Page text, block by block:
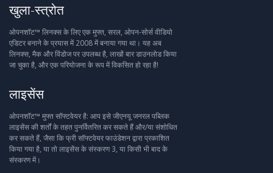
खुला-स्त्रोत
ओपनशॉट™ लिनक्स के लिए एक मुफ्त, सरल, ओपन-सोर्स वीडियो
एडिटर बनाने के प्रयास में 2008 में बनाया गया था। यह अब
लिनक्स, मैक और विंडोज पर उपलब्ध है, लाखों बार डाउनलोड किया
जा चुका है, और एक परियोजना के रूप में विकसित हो रहा है!
लाइसेंस
ओपनशॉट™ मुफ्त सॉफ्टवेयर है: आप इसे जीएनयू जनरल पब्लिक
लाइसेंस की शर्तों के तहत पुनर्वितरित कर सकते हैं और/या संशोधित
कर सकते हैं, जैसा कि फ्री सॉफ्टवेयर फाउंडेशन द्वारा प्रकाशित
किया गया है, या तो लाइसेंस के संस्करण 3, या किसी भी बाद के
संस्करण में।